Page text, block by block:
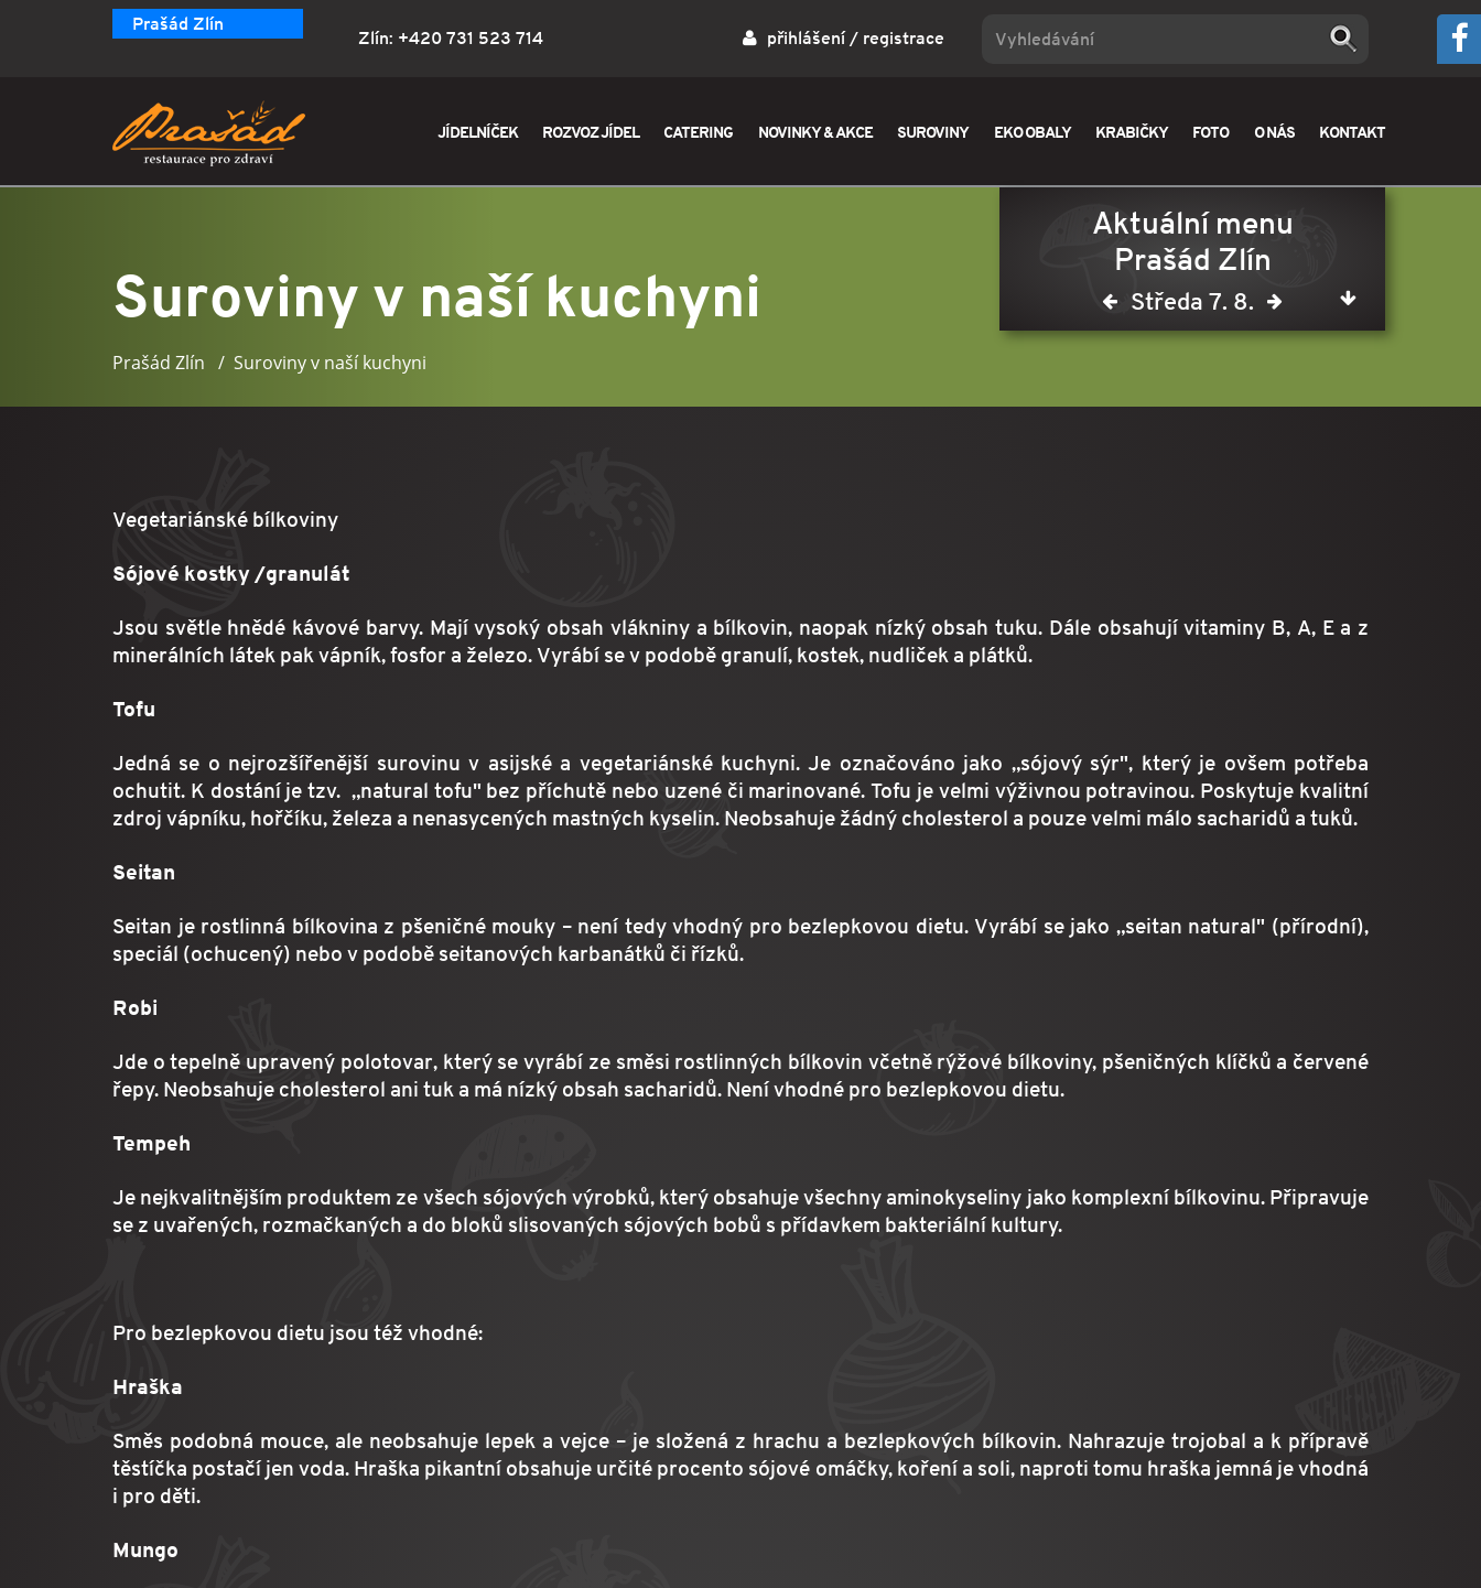
Prašád Zlín
Zlín: +420 731 523 714 přihlášení/ registrace
JÍDELNÍČEK ROZVOZ JÍDEL CATERING NOVINKY & AKCE SUROVINY EKO OBALY KRABIČKY FOTO O NÁS KONTAKT
Aktuální menu
Prašád Zlín
Středa 7. 8.
Suroviny v naší kuchyni
Prašád Zlín Suroviny v naší kuchyni
Vegetariánské bílkoviny
Sójové kostky /granulát
Jsou světle hnědé kávové barvy. Mají vysoký obsah vlákniny a bílkovin, naopak nízký obsah tuku. Dále obsahují vitaminy B, A, E a z
minerálních látek pak vápník, fosfor a železo. Vyrábí se v podobě granulí, kostek, nudliček a plátků.
Tofu
Jedná se o nejrozšířenější surovinu v asijské a vegetariánské kuchyni. Je označováno jako „sójový sýr", který je ovšem potřeba
ochutit. K dostání je tzv. „natural tofu" bez příchutě nebo uzené či marinované. Tofu je velmi výživnou potravinou. Poskytuje kvalitní
zdroj vápníku, hořčíku, železa a nenasycených mastných kyselin. Neobsahuje žádný cholesterol a pouze velmi málo sacharidů a tuků.
Seitan
Seitan je rostlinná bílkovina z pšeničné mouky – není tedy vhodný pro bezlepkovou dietu. Vyrábí se jako „seitan natural" (přírodní),
speciál (ochucený) nebo v podobě seitanových karbanátků či řízků.
Robi
Jde o tepelně upravený polotovar, který se vyrábí ze směsi rostlinných bílkovin včetně rýžové bílkoviny, pšeničných klíčků a červené
řepy. Neobsahuje cholesterol ani tuk a má nízký obsah sacharidů. Není vhodné pro bezlepkovou dietu.
Tempeh
Je nejkvalitnějším produktem ze všech sójových výrobků, který obsahuje všechny aminokyseliny jako komplexní bílkovinu. Připravuje
se z uvařených, rozmačkaných a do bloků slisovaných sójových bobů s přídavkem bakteriální kultury.
Pro bezlepkovou dietu jsou též vhodné:
Hraška
Směs podobná mouce, ale neobsahuje lepek a vejce – je složená z hrachu a bezlepkových bílkovin. Nahrazuje trojobal a k přípravě
těstíčka postačí jen voda. Hraška pikantní obsahuje určité procento sójové omáčky, koření a soli, naproti tomu hraška jemná je vhodná
i pro děti.
Mungo